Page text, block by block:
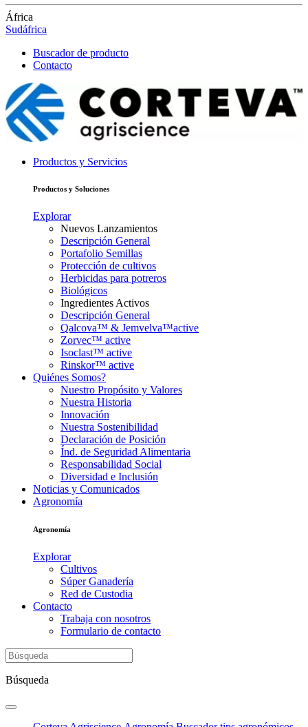
África
Sudáfrica
Buscador de producto
Contacto
Productos y Servicios
Productos y Soluciones
Explorar
Nuevos Lanzamientos
Descripción General
Portafolio Semillas
Protección de cultivos
Herbicidas para potreros
Biológicos
Ingredientes Activos
Descripción General
Qalcova™ & Jemvelva™active
Zorvec™ active
Isoclast™ active
Rinskor™ active
Quiénes Somos?
Nuestro Propósito y Valores
Nuestra Historia
Innovación
Nuestra Sostenibilidad
Declaración de Posición
Índ. de Seguridad Alimentaria
Responsabilidad Social
Diversidad e Inclusión
Noticias y Comunicados
Agronomía
Agronomía
Explorar
Cultivos
Súper Ganadería
Red de Custodia
Contacto
Trabaja con nosotros
Formulario de contacto
Búsqueda